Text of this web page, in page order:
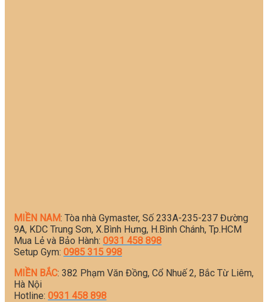
MIỀN NAM: Tòa nhà Gymaster, Số 233A-235-237 Đường
9A, KDC Trung Sơn, X.Bình Hưng, H.Bình Chánh, Tp.HCM
Mua Lẻ và Bảo Hành: 0931 458 898
Setup Gym: 0985 315 998
MIỀN BẮC: 382 Phạm Văn Đồng, Cổ Nhuế 2, Bắc Từ Liêm,
Hà Nội
Hotline: 0931 458 898